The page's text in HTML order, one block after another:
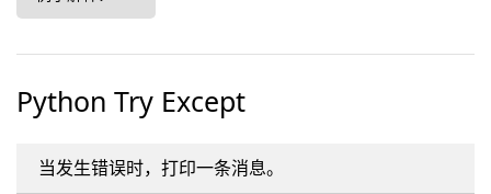
Python Try Except
当发生错误时，打印一条消息。